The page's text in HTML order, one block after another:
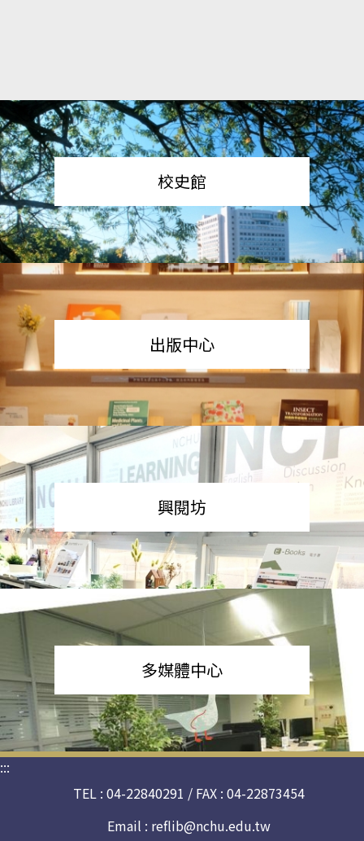
校史館
出版中心
興閱坊
多媒體中心
:::
TEL : 04-22840291 / FAX : 04-22873454
Email : reflib@nchu.edu.tw